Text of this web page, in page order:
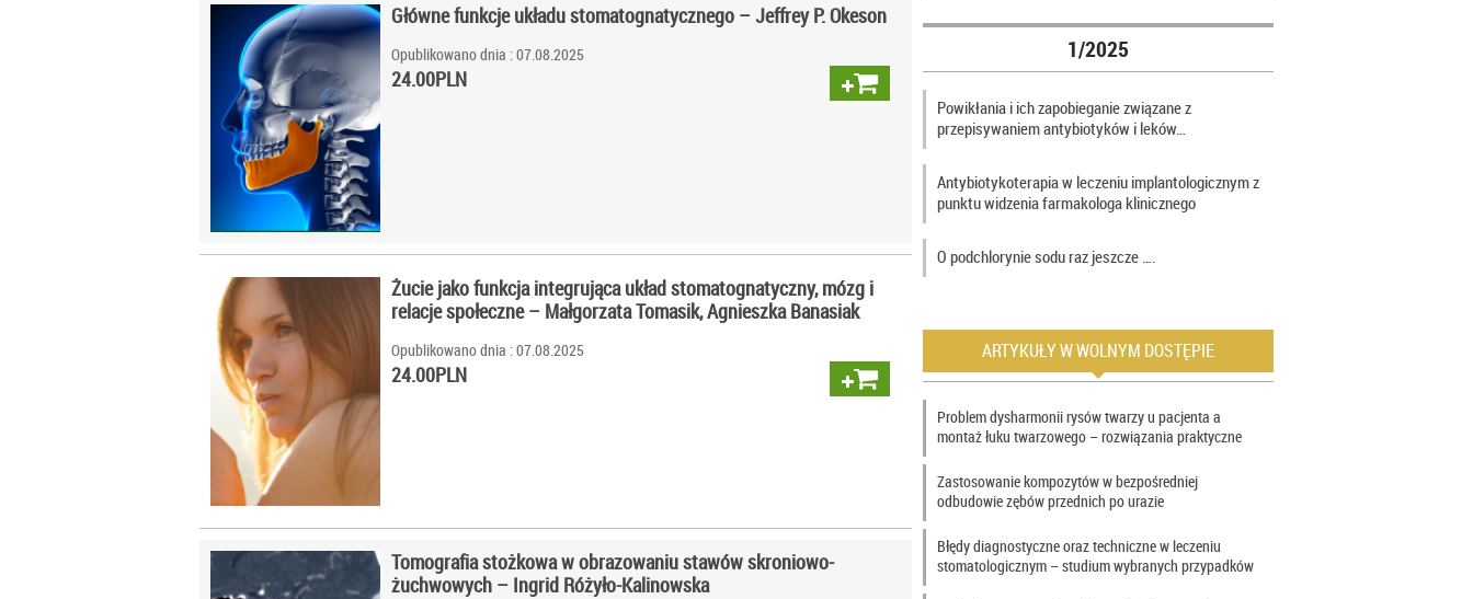
Główne funkcje układu stomatognatycznego – Jeffrey P. Okeson
Opublikowano dnia : 07.08.2025
24.00PLN
Żucie jako funkcja integrująca układ stomatognatyczny, mózg i
relacje społeczne – Małgorzata Tomasik, Agnieszka Banasiak
Opublikowano dnia : 07.08.2025
24.00PLN
Tomografia stożkowa w obrazowaniu stawów skroniowo-
żuchwowych – Ingrid Różyło-Kalinowska
1/2025
Powikłania i ich zapobieganie związane z
przepisywaniem antybiotyków i leków…
Antybiotykoterapia w leczeniu implantologicznym z
punktu widzenia farmakologa klinicznego
O podchlorynie sodu raz jeszcze ….
ARTYKUŁY W WOLNYM DOSTĘPIE
Problem dysharmonii rysów twarzy u pacjenta a
montaż łuku twarzowego – rozwiązania praktyczne
Zastosowanie kompozytów w bezpośredniej
odbudowie zębów przednich po urazie
Błędy diagnostyczne oraz techniczne w leczeniu
stomatologicznym – studium wybranych przypadków